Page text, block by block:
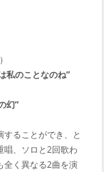
私のことなのね”
幻”
ることができ、と
唱、ソロと2回歌わ
全く異なる2曲を演